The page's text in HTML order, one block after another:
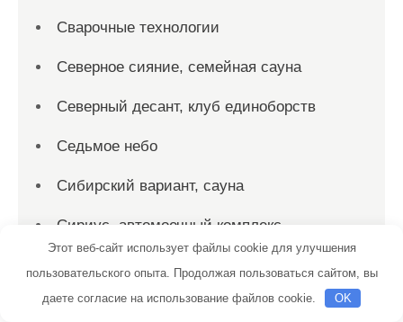
Сварочные технологии
Северное сияние, семейная сауна
Северный десант, клуб единоборств
Седьмое небо
Сибирский вариант, сауна
Сириус, автомоечный комплекс
Скиф, автомойка
Скиф, автомойка
Этот веб-сайт использует файлы cookie для улучшения
пользовательского опыта. Продолжая пользоваться сайтом, вы
даете согласие на использование файлов cookie.
OK